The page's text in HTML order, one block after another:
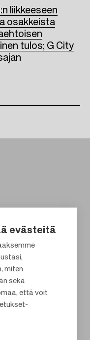
liikkeeseen
osakkeista
tulos; G City
evästeitä
miten
sekä
että voit